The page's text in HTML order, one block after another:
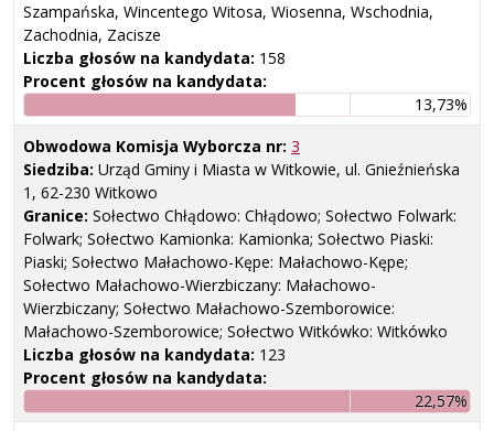
Szampańska, Wincentego Witosa, Wiosenna, Wschodnia,
Zachodnia, Zacisze
Liczba głosów na kandydata: 158
Procent głosów na kandydata:
13,73%
Obwodowa Komisja Wyborcza nr: 3
Siedziba: Urząd Gminy i Miasta w Witkowie, ul. Gnieźnieńska
1, 62-230 Witkowo
Granice: Sołectwo Chłądowo: Chłądowo; Sołectwo Folwark:
Folwark; Sołectwo Kamionka: Kamionka; Sołectwo Piaski:
Piaski; Sołectwo Małachowo-Kępe: Małachowo-Kępe;
Sołectwo Małachowo-Wierzbiczany: Małachowo-
Wierzbiczany; Sołectwo Małachowo-Szemborowice:
Małachowo-Szemborowice; Sołectwo Witkówko: Witkówko
Liczba głosów na kandydata: 123
Procent głosów na kandydata:
22,57%